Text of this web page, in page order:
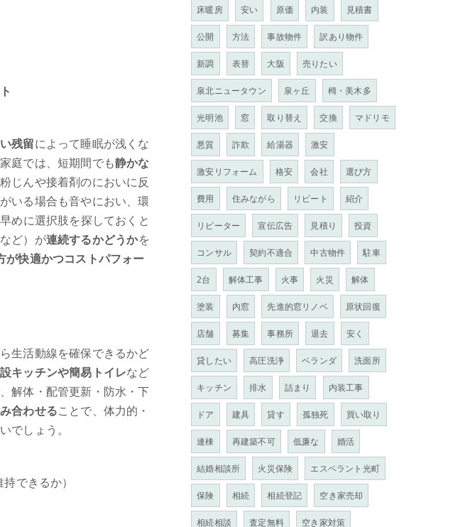
残留によって睡眠が浅くな
庭では、短期間でも静かな
じんや接着剤のにおいに反
いる場合も音やにおい、環
めに選択肢を探しておくと
ど）が連続するかどうかを
が快適かつコストパフォー
生活動線を確保できるかど
キッチンや簡易トイレなど
解体・配管更新・防水・下
合わせることで、体力的・
でしょう。
できるか）
床暖房 安い 原価 内装 見積書
公開 方法 事故物件 訳あり物件
新調 表替 大阪 売りたい
泉北ニュータウン 泉ヶ丘 栂・美木多
光明池 窓 取り替え 交換 マドリモ
悪質 詐欺 給湯器 激安
激安リフォーム 格安 会社 選び方
費用 住みながら リピート 紹介
リピーター 宣伝広告 見積り 投資
コンサル 契約不適合 中古物件 駐車
2台 解体工事 火事 火災 解体
塗装 内窓 先進的窓リノベ 原状回復
店舗 募集 事務所 退去 安く
貸したい 高圧洗浄 ベランダ 洗面所
キッチン 排水 詰まり 内装工事
ドア 建具 貸す 孤独死 買い取り
連棟 再建築不可 低廉な 婚活
結婚相談所 火災保険 エスペラント光町
保険 相続 相続登記 空き家売却
相続相談 査定無料 空き家対策